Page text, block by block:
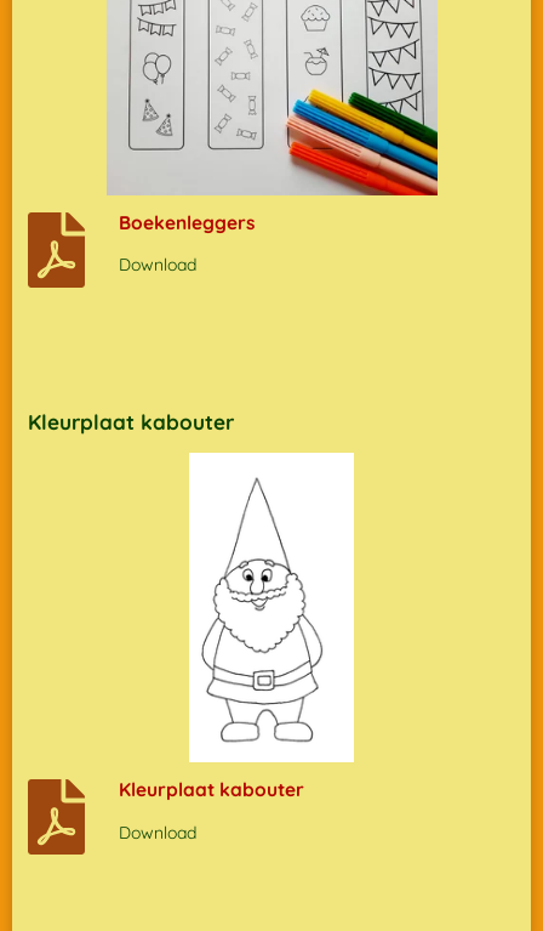
Boekenleggers
Download
Kleurplaat kabouter
Kleurplaat kabouter
Download